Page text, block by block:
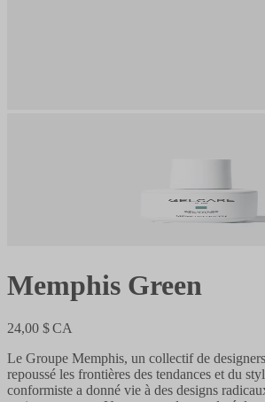
Memphis Green
24,00 $ CA
Le Groupe Memphis, un collectif de
repoussé les frontières des tendances et du
conformiste a donné vie à des designs